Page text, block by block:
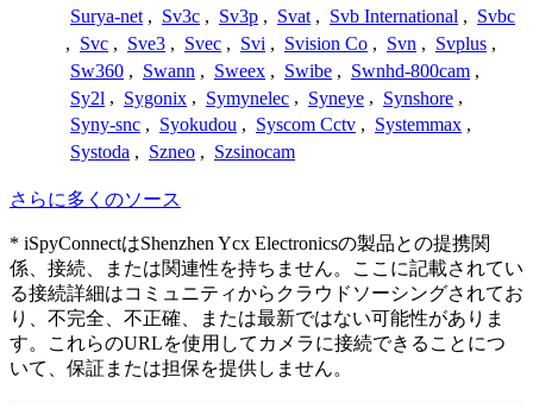
Surya-net , Sv3c , Sv3p , Svat , Svb International , Svbc
, Svc , Sve3 , Svec , Svi , Svision Co , Svn , Svplus ,
Sw360 , Swann , Sweex , Swibe , Swnhd-800cam ,
Sy2l , Sygonix , Symynelec , Syneye , Synshore ,
Syny-snc , Syokudou , Syscom Cctv , Systemmax ,
Systoda , Szneo , Szsinocam
さらに多くのソース
* iSpyConnectはShenzhen Ycx Electronicsの製品との提携関
係、接続、または関連性を持ちません。ここに記載されてい
る接続詳細はコミュニティからクラウドソーシングされてお
り、不完全、不正確、または最新ではない可能性がありま
す。これらのURLを使用してカメラに接続できることにつ
いて、保証または担保を提供しません。